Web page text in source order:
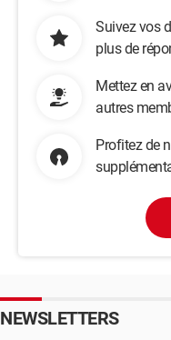
Suivez vos
plus de
Mettez en
autres
Profitez de
NEWSLETTERS